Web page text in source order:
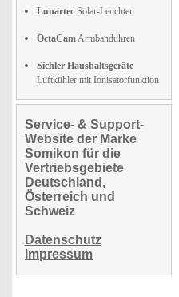
Lunartec Solar-Leuchten
OctaCamArmbanduhren
Sichler Haushaltsgeräte
Luftkühler mit Ionisatorfunktion
Service- & Support-
Website der Marke
Somikon für die
Vertriebsgebiete
Deutschland,
Österreich und
Schweiz
Datenschutz
Impressum